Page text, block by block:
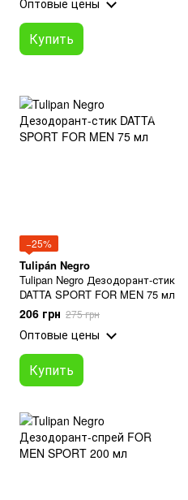
Оптовые цены
Купить
−25%
Tulipán Negro
Tulipan Negro Дезодорант-стик
DATTA SPORT FOR MEN 75 мл
206 грн 275 грн
Оптовые цены
Купить